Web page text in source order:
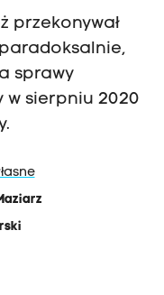
przekonywał
sprawy
w sierpniu 2020